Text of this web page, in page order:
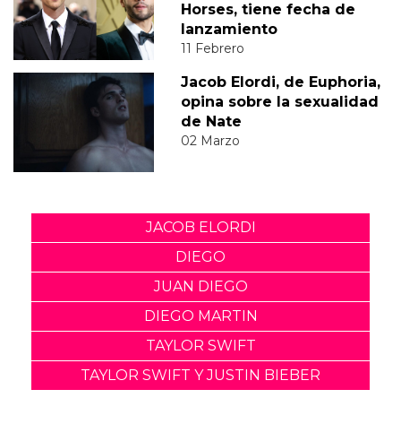
Horses, tiene fecha de
lanzamiento
11 Febrero
Jacob Elordi, de Euphoria,
opina sobre la sexualidad
de Nate
02 Marzo
JACOB ELORDI
DIEGO
JUAN DIEGO
DIEGO MARTIN
TAYLOR SWIFT
TAYLOR SWIFT Y JUSTIN BIEBER